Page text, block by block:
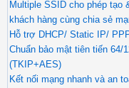
Multiple SSID cho phép tạo
khách hàng cùng chia sẻ
Hỗ trợ DHCP/ Static IP/
Chuẩn bảo mật tiên tiến 64/
(TKIP+AES)
Kết nối mạng nhanh và an